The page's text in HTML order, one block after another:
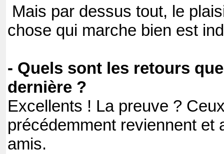
Mais par dessus tout, le
chose qui marche bien est
- Quels sont les retours
dernière ?
Excellents ! La preuve ?
précédemment reviennent et
amis.